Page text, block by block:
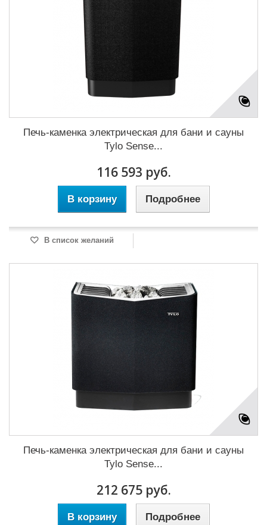
Печь-каменка электрическая для бани и сауны
Tylo Sense...
116 593 руб.
В корзину Подробнее
В список желаний
Печь-каменка электрическая для бани и сауны
Tylo Sense...
212 675 руб.
В корзину Подробнее